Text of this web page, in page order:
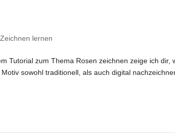
,Zeichnen lernen
Tutorial zum Thema Rosen zeichnen zeige ich dir,
sowohl traditionell, als auch digital